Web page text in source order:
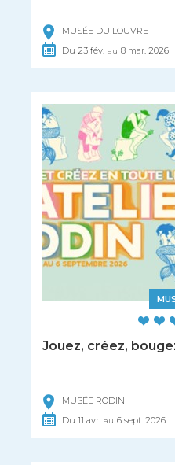
MUSÉE DU LOUVRE
Du23fév. au 8 mar. 2026
Jouez, créez,
MUSÉE RODIN
Du11avr. au 6sept. 2026